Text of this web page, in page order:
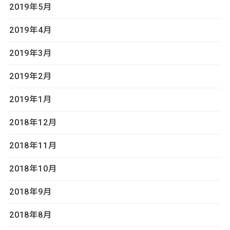
2019年5月
2019年4月
2019年3月
2019年2月
2019年1月
2018年12月
2018年11月
2018年10月
2018年9月
2018年8月